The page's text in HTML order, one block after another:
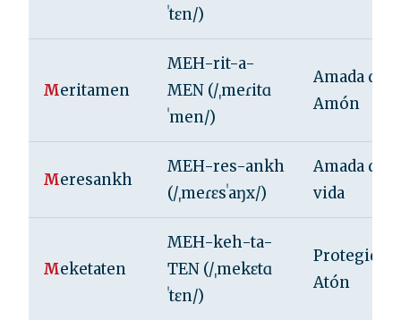
ˈtɛn/)
Meritamen
MEH-rit-a-
MEN (/ˌmeɾitɑ
ˈmen/)
Amada de
Amón
Meresankh
MEH-res-ankh
(/ˌmeɾɛsˈaŋx/)
Amada de
vida
Meketaten
MEH-keh-ta-
TEN (/ˌmekɛtɑ
ˈtɛn/)
Protegida
Atón